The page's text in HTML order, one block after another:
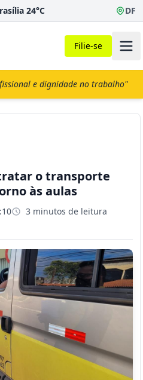
24°C DF
Filie-se
e dignidade no trabalho"
o transporte
às aulas
3 minutos de leitura